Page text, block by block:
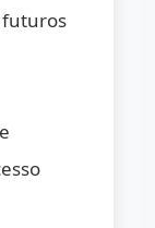
futuros